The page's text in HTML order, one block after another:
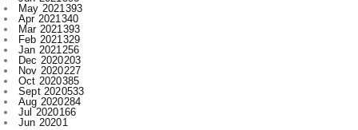
May 2021393
Apr 2021340
Mar 2021393
Feb 2021329
Jan 2021256
Dec 2020203
Nov 2020227
Oct 2020385
Sept 2020533
Aug 2020284
Jul 2020166
Jun 20201